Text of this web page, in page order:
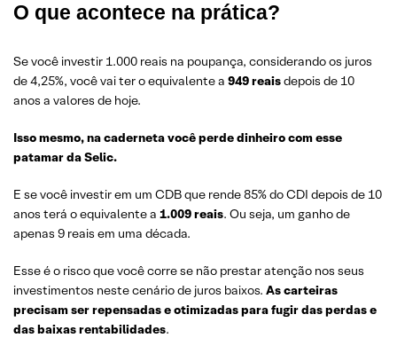
O que acontece na prática?
Se você investir 1.000 reais na poupança, considerando os juros
de 4,25%, você vai ter o equivalente a 949 reaisdepois de 10
anos a valores de hoje.
Isso mesmo, na caderneta você perde dinheiro com esse
patamar da Selic.
E se você investir em um CDB que rende 85% do CDI depois de 10
anos terá o equivalente a 1.009 reais. Ou seja, um ganho de
apenas 9 reais em uma década.
Esse é o risco que você corre se não prestar atenção nos seus
investimentos neste cenário de juros baixos. As carteiras
precisam ser repensadas e otimizadas para fugir das perdas e
das baixas rentabilidades.